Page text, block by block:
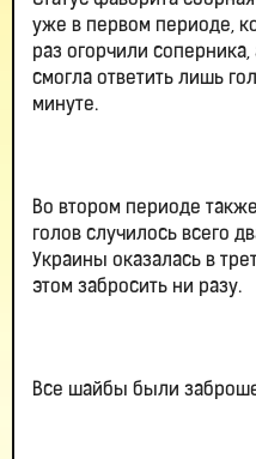
уже в первом периоде,
раз огорчили
смогла ответить лишь
минуте.
Во втором периоде
голов случилось всего
Украины оказалась в
этом забросить ни разу.
Все шайбы были